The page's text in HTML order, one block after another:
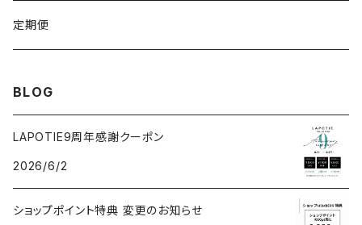
VSRICビタミンC美容液
v3セットアップブラシ
ビューティフェイススティック2.0
ヘッドスパ
モコモコがま口
定期便
BLOG
LAPOTIE9周年感謝クーポン
2026/6/2
ショップポイント特典 変更のお知らせ